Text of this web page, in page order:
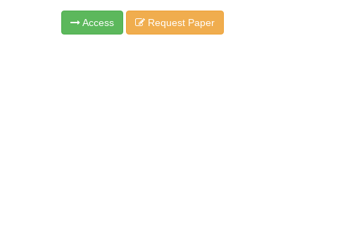
Access Request Paper